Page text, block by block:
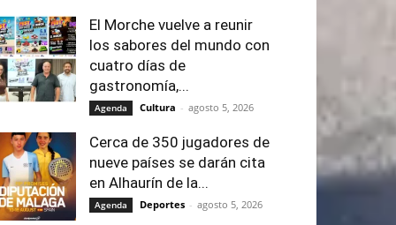
El Morche vuelve a reunir
los sabores del mundo con
cuatro días de
gastronomía,...
Agenda Cultura - agosto 5, 2026
Cerca de 350 jugadores de
nueve países se darán cita
en Alhaurín de la...
Agenda Deportes - agosto 5, 2026